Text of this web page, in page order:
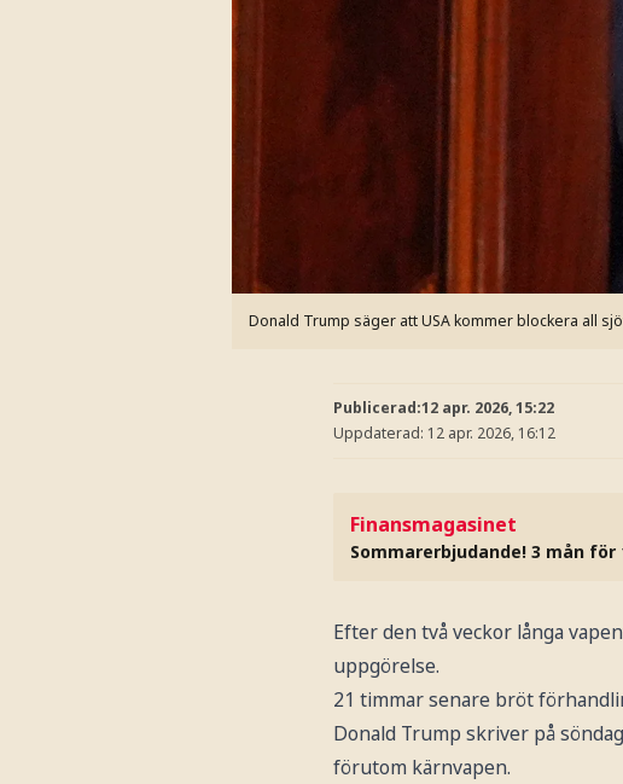
Donald Trump säger att USA kommer blockera all
Publicerad:12 apr. 2026, 15:22
Uppdaterad: 12 apr. 2026, 16:12
Finansmagasinet
Sommarerbjudande! 3 mån för
Efter den två veckor långa
uppgörelse.
21 timmar senare bröt
Donald Trump skriver på
förutom kärnvapen.